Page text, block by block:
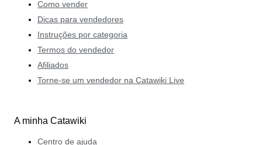
Como vender
Dicas para vendedores
Instruções por categoria
Termos do vendedor
Afiliados
Torne-se um vendedor na Catawiki Live
A minha Catawiki
Centro de ajuda